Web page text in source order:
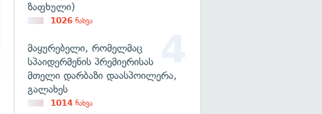
ზაფხული)
1026 ნახვა
მაყურებელი, რომელმაც
სპაიდერმენის პრემიერისას
მთელი დარბაზი დაასპოილერა,
გალახეს
1014 ნახვა